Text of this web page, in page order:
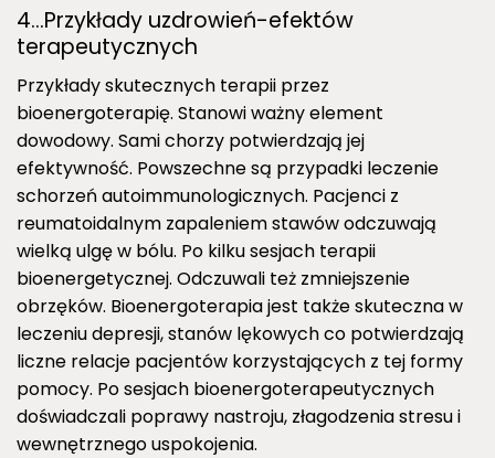
4…Przykłady uzdrowień-efektów
terapeutycznych
Przykłady skutecznych terapii przez
bioenergoterapię. Stanowi ważny element
dowodowy. Sami chorzy potwierdzają jej
efektywność. Powszechne są przypadki leczenie
schorzeń autoimmunologicznych. Pacjenci z
reumatoidalnym zapaleniem stawów odczuwają
wielką ulgę w bólu. Po kilku sesjach terapii
bioenergetycznej. Odczuwali też zmniejszenie
obrzęków. Bioenergoterapia jest także skuteczna w
leczeniu depresji, stanów lękowych co potwierdzają
liczne relacje pacjentów korzystających z tej formy
pomocy. Po sesjach bioenergoterapeutycznych
doświadczali poprawy nastroju, złagodzenia stresu i
wewnętrznego uspokojenia.